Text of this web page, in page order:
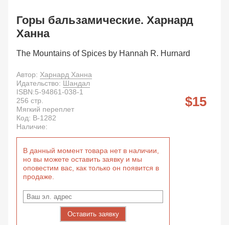
Горы бальзамические. Харнард
Ханна
The Mountains of Spices by Hannah R. Hurnard
Автор: Харнард Ханна
Идательство: Шандал
15
ISBN:5-94861-038-1
256 стр.
Мягкий переплет
Код: B-1282
Наличие:
В данный момент товара нет в наличии,
но вы можете оставить заявку и мы
оповестим вас, как только он появится в
продаже.
Оставить заявку